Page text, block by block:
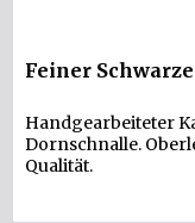
Feiner
Handgearbeiteter
Dornschnalle.
Qualität.